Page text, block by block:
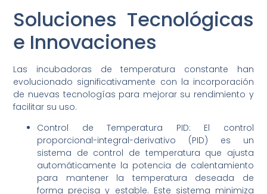
Soluciones Tecnológicas
e Innovaciones
Las incubadoras de temperatura constante han
evolucionado significativamente con la incorporación
de nuevas tecnologías para mejorar su rendimiento y
facilitar su uso.
Control de Temperatura PID: El control
proporcional-integral-derivativo (PID) es un
sistema de control de temperatura que ajusta
automáticamente la potencia de calentamiento
para mantener la temperatura deseada de
forma precisa y estable. Este sistema minimiza